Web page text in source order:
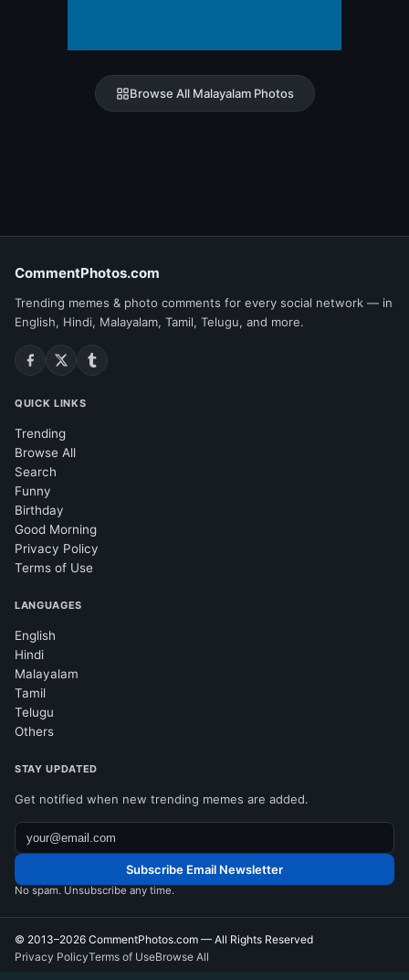
Browse All Malayalam Photos
CommentPhotos.com
Trending memes & photo comments for every social network — in
English, Hindi, Malayalam, Tamil, Telugu, and more.
QUICK LINKS
Trending
Browse All
Search
Funny
Birthday
Good Morning
Privacy Policy
Terms of Use
LANGUAGES
English
Hindi
Malayalam
Tamil
Telugu
Others
STAY UPDATED
Get notified when new trending memes are added.
Subscribe Email Newsletter
No spam. Unsubscribe any time.
© 2013–2026 CommentPhotos.com — All Rights Reserved
Privacy PolicyTerms of UseBrowse All